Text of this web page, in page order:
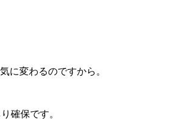
に変わるのですから。
確保です。